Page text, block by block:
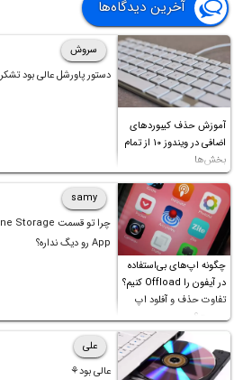
آخرین دیدگاه‌ها
آموزش حذف کیبوردهای
اضافی در ویندوز ۱۰ از تمام
بخش‌ها
سروش
دستور پاورشل عالی بود تشکر
چگونه اپ‌های بی‌استفاده
در آیفون را Offload کنیم؟
تفاوت حذف و آفلود اپ
چیست؟
samy
App رو دیگ نداره؟
علی
عالی بود⚘